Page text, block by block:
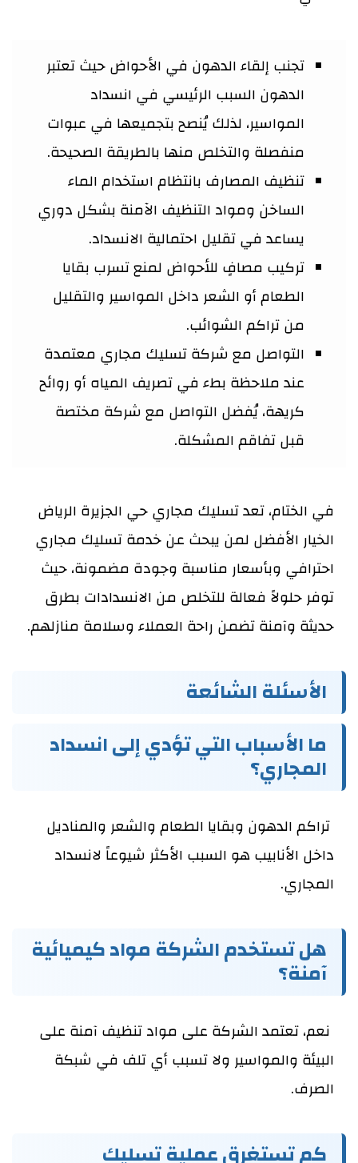
تجنب إلقاء الدهون في الأحواض حيث تعتبر
الدهون السبب الرئيسي في انسداد
المواسير، لذلك يُنصح بتجميعها في عبوات
منفصلة والتخلص منها بالطريقة الصحيحة.
تنظيف المصارف بانتظام استخدام الماء
الساخن ومواد التنظيف الآمنة بشكل دوري
يساعد في تقليل احتمالية الانسداد.
تركيب مصافٍ للأحواض لمنع تسرب بقايا
الطعام أو الشعر داخل المواسير والتقليل
من تراكم الشوائب.
التواصل مع شركة تسليك مجاري معتمدة
عند ملاحظة بطء في تصريف المياه أو روائح
كريهة، يُفضل التواصل مع شركة مختصة
قبل تفاقم المشكلة.
في الختام، تعد تسليك مجاري حي الجزيرة الرياض
الخيار الأفضل لمن يبحث عن خدمة تسليك مجاري
احترافي وبأسعار مناسبة وجودة مضمونة، حيث
توفر حلولاً فعالة للتخلص من الانسدادات بطرق
حديثة وآمنة تضمن راحة العملاء وسلامة منازلهم.
الأسئلة الشائعة
ما الأسباب التي تؤدي إلى انسداد
المجاري؟
تراكم الدهون وبقايا الطعام والشعر والمناديل
داخل الأنابيب هو السبب الأكثر شيوعاً لانسداد
المجاري.
هل تستخدم الشركة مواد كيميائية
آمنة؟
نعم، تعتمد الشركة على مواد تنظيف آمنة على
البيئة والمواسير ولا تسبب أي تلف في شبكة
الصرف.
كم تستغرق عملية تسليك